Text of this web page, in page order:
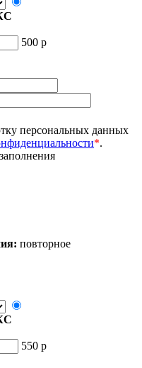
500 р
персональных данных
*.
повторное
550 р